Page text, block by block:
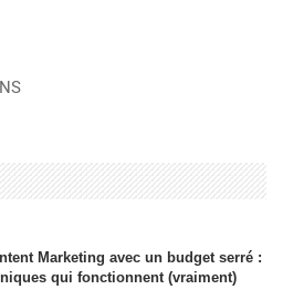
Marketing avec un budget serré :
qui fonctionnent (vraiment)